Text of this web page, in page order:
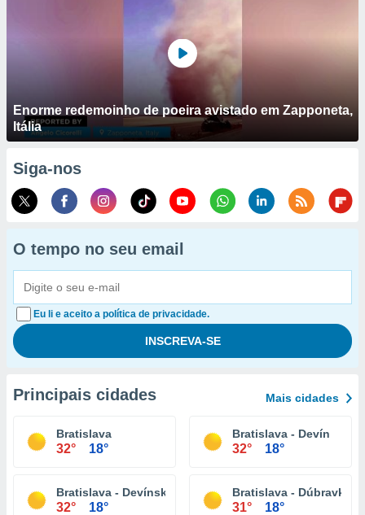
Enorme redemoinho de poeira avistado em Zapponeta,
Itália
Siga-nos
O tempo no seu email
Eu li e aceito a política de privacidade.
Principais cidades Mais cidades
Bratislava
32° 18°
Bratislava - Devín
32° 18°
Bratislava - Devínska Nová Ves
32° 18°
Bratislava - Dúbravka
31° 18°